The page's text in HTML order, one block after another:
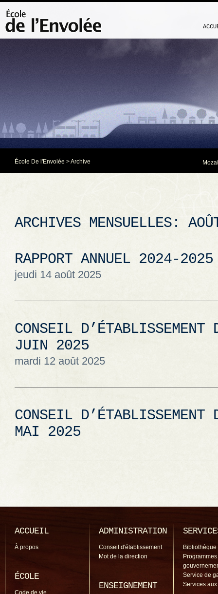
École De l'Envolée > Archive
ARCHIVES MENSUELLES:
RAPPORT ANNUEL 2024-2025
jeudi 14 août 2025
CONSEIL D’ÉTABLISSEMENT
JUIN 2025
mardi 12 août 2025
CONSEIL D’ÉTABLISSEMENT
MAI 2025
ACCUEIL
À propos
ÉCOLE
Code de vie
ADMINISTRATION
Conseil d'établissement
Mot de la direction
ENSEIGNEMENT
Bibliothèque
Programmes
Service de
Services